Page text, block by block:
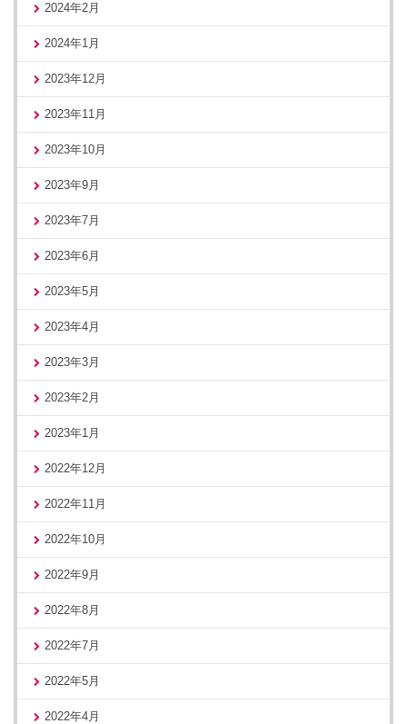
2024年2月
2024年1月
2023年12月
2023年11月
2023年10月
2023年9月
2023年7月
2023年6月
2023年5月
2023年4月
2023年3月
2023年2月
2023年1月
2022年12月
2022年11月
2022年10月
2022年9月
2022年8月
2022年7月
2022年5月
2022年4月